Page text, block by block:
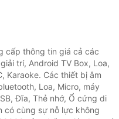
cấp thông tin giá cả các
trí, Android TV Box, Loa,
Karaoke. Các thiết bị âm
Loa, Micro, máy
Đĩa, Thẻ nhớ, Ổ cứng di
có cùng sự nỗ lực không